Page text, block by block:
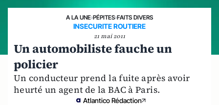
A LA UNE›PÉPITES›FAITS DIVERS
INSECURITE ROUTIERE
21 mai 2011
Un automobiliste fauche un
policier
Un conducteur prend la fuite après avoir
heurté un agent de la BAC à Paris.
Atlantico Rédaction